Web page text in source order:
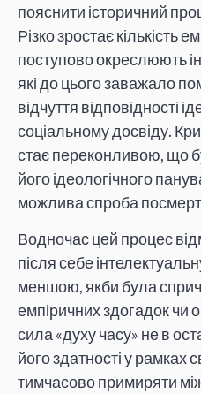
пояснити історичний
Різко зростає кількість
поступово окреслюють
які до цього заважало
відчуття відповідності
соціальному досвіду.
стає переконливою, що
його ідеологічного
можлива спроба
Водночас цей процес
після себе
меншою, якби була
емпіричних здогадок чи
сила «духу часу» не в
його здатності у рамках
тимчасово примиряти